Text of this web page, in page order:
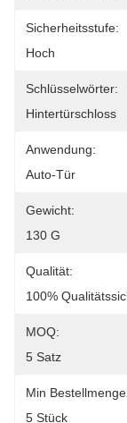
Sicherheitsstufe:
Hoch
Schlüsselwörter:
Hintertürschloss
Anwendung:
Auto-Tür
Gewicht:
130 G
Qualität:
100%
MOQ:
5 Satz
Min
5 Stück